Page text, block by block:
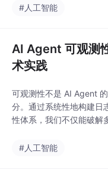
一个目标的过程。其目
果。在AI语境下，Agen
t是一个具有自主性（Au
tonomy）反应性（Rea
ctiveness）和社会能力
（Social Ability）的软
件实体。它能够感知环
并执行动作，在复杂、
#人工智能
AI Agent 可观测
术实践
可观测性不是 AI Agent
分。通过系统性地构建日
性体系，我们不仅能破解
AI Agent 在复杂场景中的
#人工智能